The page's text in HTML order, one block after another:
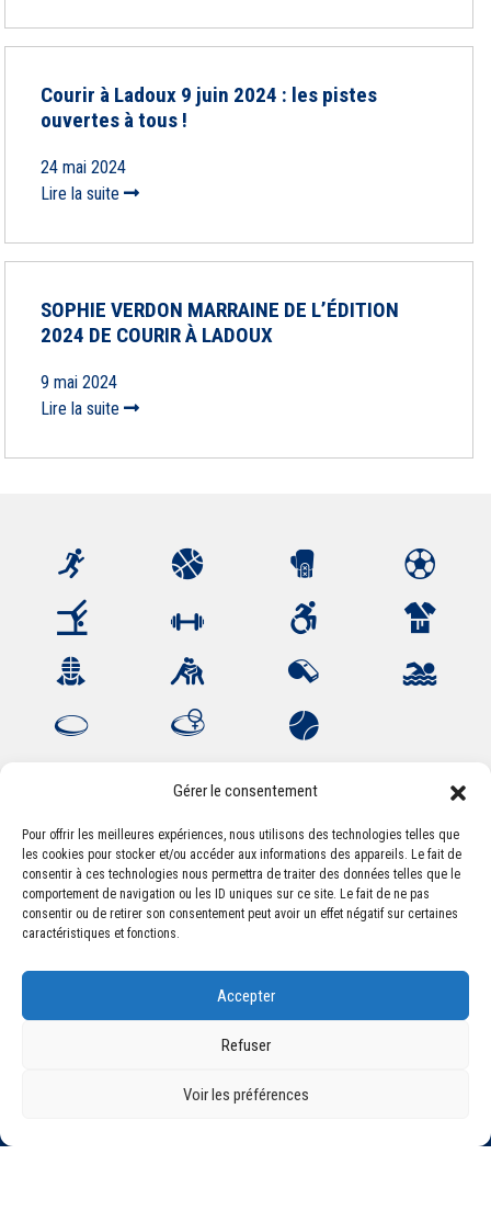
Gérer le consentement
Pour offrir les meilleures expériences, nous utilisons des technologies telles que
les cookies pour stocker et/ou accéder aux informations des appareils. Le fait de
consentir à ces technologies nous permettra de traiter des données telles que le
comportement de navigation ou les ID uniques sur ce site. Le fait de ne pas
consentir ou de retirer son consentement peut avoir un effet négatif sur certaines
caractéristiques et fonctions.
Accepter
Refuser
Voir les préférences
Courir à Ladoux 9 juin 2024 : les pistes
ouvertes à tous !
24 mai 2024
Lire la suite
SOPHIE VERDON MARRAINE DE L’ÉDITION
2024 DE COURIR À LADOUX
9 mai 2024
Lire la suite
Association Sportive Montferrandaise
84, boulevard Léon Jouhaux
CS 80221 - 63021 Clermont-Ferrand Cedex 2
accueil@asm-omnisports.com